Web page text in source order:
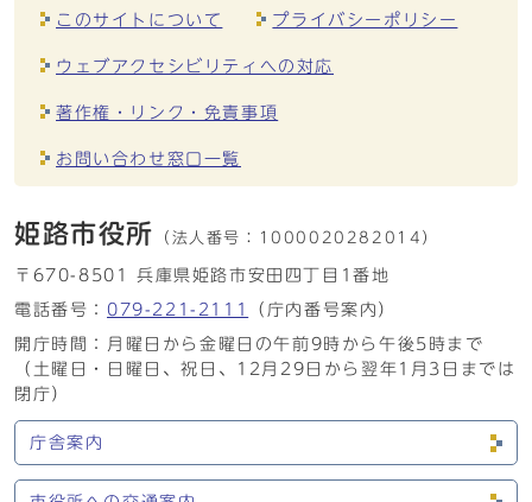
このサイトについて プライバシーポリシー
ウェブアクセシビリティへの対応
著作権・リンク・免責事項
お問い合わせ窓口一覧
姫路市役所 （法人番号： 1000020282014）
〒670-8501 兵庫県姫路市安田四丁目1番地
電話番号： 079-221-2111
（庁内番号案内）
開庁時間：月曜日から金曜日の午前9時から午後5時まで
（土曜日・日曜日、祝日、12月29日から翌年1月3日までは
閉庁）
庁舎案内